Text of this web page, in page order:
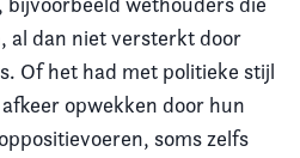
al dan niet versterkt door
Of het had met politieke stijl
opwekken door hun
soms zelfs